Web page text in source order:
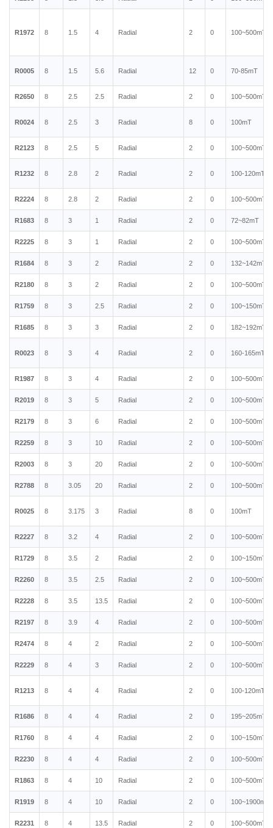
R1972 8 1.5 4 Radial 2 0 100~500mT
R0005 8 1.5 5.6 Radial 12 0 70-85mT
R2650 8 2.5 2.5 Radial 2 0 100~500mT
R0024 8 2.5 3 Radial 8 0 100mT
R2123 8 2.5 5 Radial 2 0 100~500mT
R1232 8 2.8 2 Radial 2 0 100-120mT
R2224 8 2.8 2 Radial 2 0 100~500mT
R1683 8 3 1 Radial 2 0 72~82mT
R2225 8 3 1 Radial 2 0 100~500mT
R1684 8 3 2 Radial 2 0 132~142mT
R2180 8 3 2 Radial 2 0 100~500mT
R1759 8 3 2.5 Radial 2 0 100~150mT
R1685 8 3 3 Radial 2 0 182~192mT
R0023 8 3 4 Radial 2 0 160-165mT
R1987 8 3 4 Radial 2 0 100~500mT
R2019 8 3 5 Radial 2 0 100~500mT
R2179 8 3 6 Radial 2 0 100~500mT
R2259 8 3 10 Radial 2 0 100~500mT
R2003 8 3 20 Radial 2 0 100~500mT
R2788 8 3.05 20 Radial 2 0 100~500mT
R0025 8 3.175 3 Radial 8 0 100mT
R2227 8 3.2 4 Radial 2 0 100~500mT
R1729 8 3.5 2 Radial 2 0 100~150mT
R2260 8 3.5 2.5 Radial 2 0 100~500mT
R2228 8 3.5 13.5 Radial 2 0 100~500mT
R2197 8 3.9 4 Radial 2 0 100~500mT
R2474 8 4 2 Radial 2 0 100~500mT
R2229 8 4 3 Radial 2 0 100~500mT
R1213 8 4 4 Radial 2 0 100-120mT
R1686 8 4 4 Radial 2 0 195~205mT
R1760 8 4 4 Radial 2 0 100~150mT
R2230 8 4 4 Radial 2 0 100~500mT
R1863 8 4 10 Radial 2 0 100~500mT
R1919 8 4 10 Radial 2 0 100~1900mT
R2231 8 4 13.5 Radial 2 0 100~500mT